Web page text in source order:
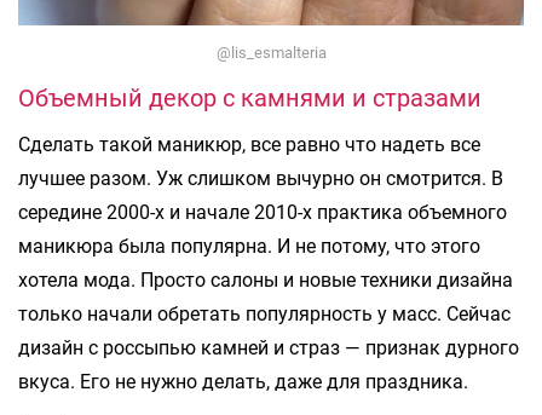
@lis_esmalteria
Объемный декор с камнями и стразами
Сделать такой маникюр, все равно что надеть все
лучшее разом. Уж слишком вычурно он смотрится. В
середине 2000-х и начале 2010-х практика объемного
маникюра была популярна. И не потому, что этого
хотела мода. Просто салоны и новые техники дизайна
только начали обретать популярность у масс. Сейчас
дизайн с россыпью камней и страз — признак дурного
вкуса. Его не нужно делать, даже для праздника.